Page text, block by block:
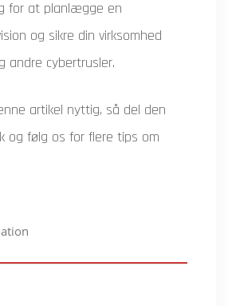
for at planlægge en
og sikre din virksomhed
andre cybertrusler.
artikel nyttig, så del den
og følg os for flere tips om